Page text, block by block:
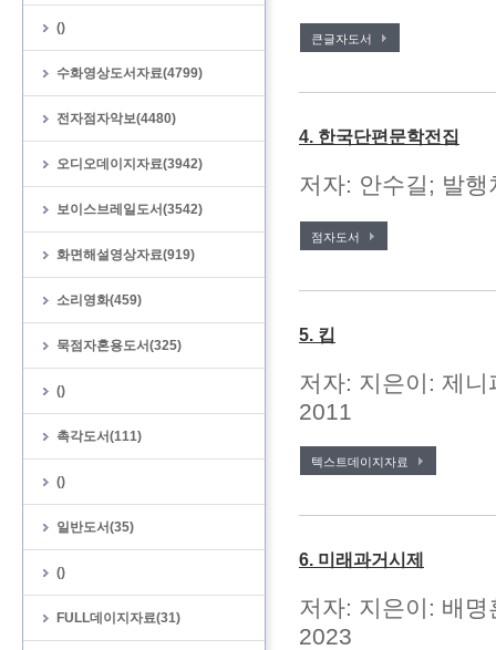
()
수화영상도서자료(4799)
전자점자악보(4480)
오디오데이지자료(3942)
보이스브레일도서(3542)
화면해설영상자료(919)
소리영화(459)
묵점자혼용도서(325)
()
촉각도서(111)
()
일반도서(35)
()
FULL데이지자료(31)
큰글자도서
4. 한국단편문학전집
저자: 안수길; 발
점자도서
5. 킵
저자: 지은이: 제
2011
텍스트데이지자료
6. 미래과거시제
저자: 지은이: 배
2023